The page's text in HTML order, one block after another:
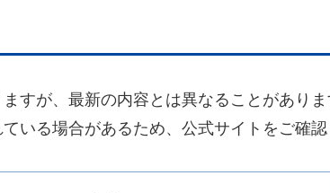
すが、最新の内容とは異なることがあり
いる場合があるため、公式サイトをご確認